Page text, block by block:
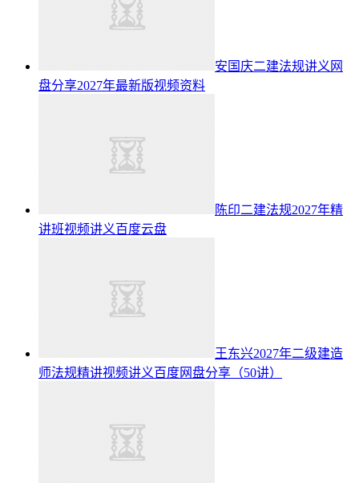
安国庆二建法规讲义网
盘分享2027年最新版视频资料
陈印二建法规2027年精
讲班视频讲义百度云盘
王东兴2027年二级建造
师法规精讲视频讲义百度网盘分享（50讲）